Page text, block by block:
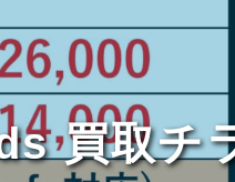
買取チ